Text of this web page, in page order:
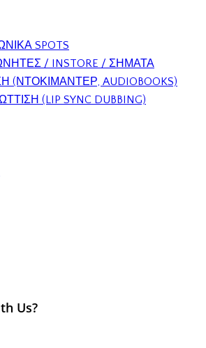
SPOTS
/ INSTORE / ΣΗΜΑΤΑ
(ΝΤΟΚΙΜΑΝΤΕΡ, AUDIOBOOKS)
(LIP SYNC DUBBING)
Us?